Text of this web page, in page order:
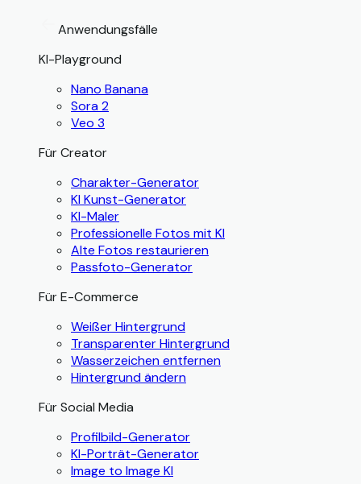
Anwendungsfälle
KI-Playground
Nano Banana
Sora 2
Veo 3
Für Creator
Charakter-Generator
KI Kunst-Generator
KI-Maler
Professionelle Fotos mit KI
Alte Fotos restaurieren
Passfoto-Generator
Für E-Commerce
Weißer Hintergrund
Transparenter Hintergrund
Wasserzeichen entfernen
Hintergrund ändern
Für Social Media
Profilbild-Generator
KI-Porträt-Generator
Image to Image KI